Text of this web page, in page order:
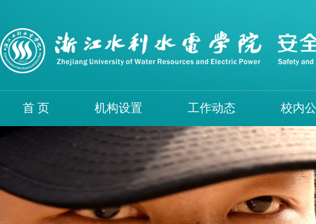
首 页 机构设置 工作动态 校内